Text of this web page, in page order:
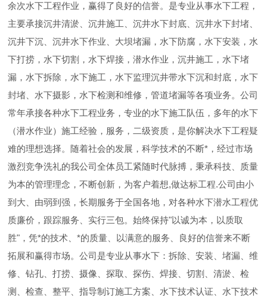
余次水下工程作业，赢得了良好的信誉。是专业从事水下工程，
主要承接沉井清淤、沉井施工、沉井水下封底、沉井水下封堵、
沉井下沉、沉井水下作业、大坝堵漏，水下防腐，水下安装，水
下打捞，水下切割，水下焊接，潜水作业，沉井施工，水下堵
漏，水下拆除，水下施工，水下监理沉井带水下沉和封底，水下
封堵、水下摄影，水下检测和维修，管道堵漏等各项业务。公司
常年承接各种水下工程业务，专业的水下施工队伍，多年的水下
（潜水作业）施工经验，服务，二级资质，是你解决水下工程疑
难的理想选择。随着社会的发展，科学技术的不断*，经过市场
激烈竞争洗礼的我公司全体员工紧随时代脉搏，秉承科技、质量
为本的管理理念，不断创新，为客户着想,做达标工程.公司由小
到大、由弱到强，长期服务于全国各地，对各种水下潜水工程优
质廉价，跟踪服务、实行三包。始终保持"以诚为本，以质取
胜"，凭*的技术、*的质量、以满意的服务、良好的信誉来不断
拓展和赢得市场。公司是专业从事水下：拆除、安装、堵漏、维
修、钻孔、打捞、摄像、探取、探伤、焊接、切割、清淤、检
测、检查、整平、指导制订施工方案、水下技术认证、水下技术